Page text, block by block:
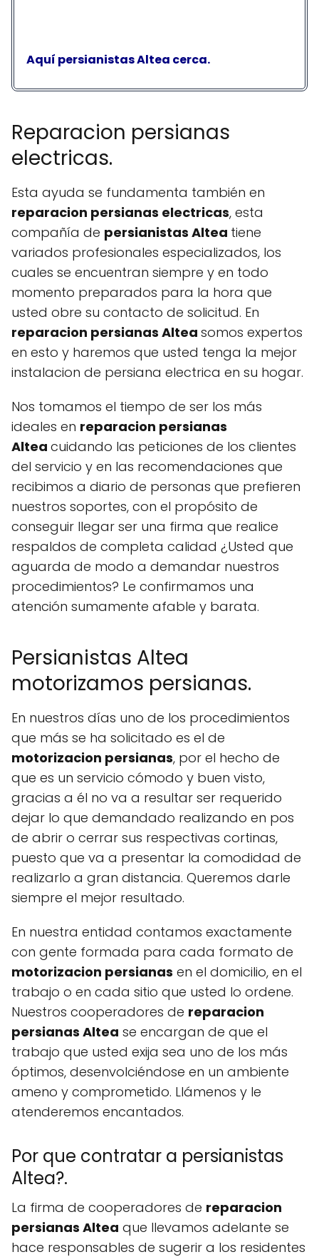
Aquí persianistas Altea cerca.
Reparacion persianas
electricas.
Esta ayuda se fundamenta también en
reparacion persianas electricas, esta
compañía de persianistas Altea tiene
variados profesionales especializados, los
cuales se encuentran siempre y en todo
momento preparados para la hora que
usted obre su contacto de solicitud. En
reparacion persianas Altea somos expertos
en esto y haremos que usted tenga la mejor
instalacion de persiana electrica en su hogar.
Nos tomamos el tiempo de ser los más
ideales en reparacion persianas
Altea cuidando las peticiones de los clientes
del servicio y en las recomendaciones que
recibimos a diario de personas que prefieren
nuestros soportes, con el propósito de
conseguir llegar ser una firma que realice
respaldos de completa calidad ¿Usted que
aguarda de modo a demandar nuestros
procedimientos? Le confirmamos una
atención sumamente afable y barata.
Persianistas Altea
motorizamos persianas.
En nuestros días uno de los procedimientos
que más se ha solicitado es el de
motorizacion persianas, por el hecho de
que es un servicio cómodo y buen visto,
gracias a él no va a resultar ser requerido
dejar lo que demandado realizando en pos
de abrir o cerrar sus respectivas cortinas,
puesto que va a presentar la comodidad de
realizarlo a gran distancia. Queremos darle
siempre el mejor resultado.
En nuestra entidad contamos exactamente
con gente formada para cada formato de
motorizacion persianas en el domicilio, en el
trabajo o en cada sitio que usted lo ordene.
Nuestros cooperadores de reparacion
persianas Altea se encargan de que el
trabajo que usted exija sea uno de los más
óptimos, desenvolciéndose en un ambiente
ameno y comprometido. Llámenos y le
atenderemos encantados.
Por que contratar a persianistas
Altea?.
La firma de cooperadores de reparacion
persianas Altea que llevamos adelante se
hace responsables de sugerir a los residentes